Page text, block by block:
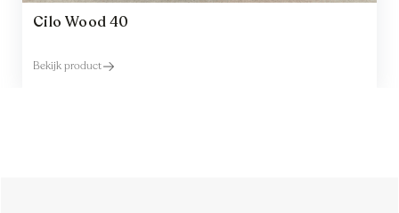
Cilo Wood 40
Bekijk product